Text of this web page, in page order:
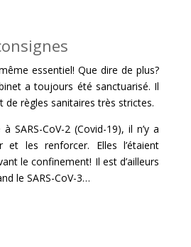
essentiel! Que dire de plus?
a toujours été sanctuarisé. Il
de règles sanitaires très strictes.
SARS-CoV-2 (Covid-19), il n’y a
et les renforcer. Elles l’étaient
le confinement! Il est d’ailleurs
le SARS-CoV-3…